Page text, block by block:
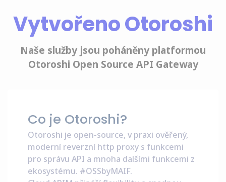
Vytvořeno Otoroshi
Naše služby jsou poháněny platformou
Otoroshi Open Source API Gateway
Co je Otoroshi?
Otoroshi je open-source, v praxi ověřený,
moderní reverzní http proxy s funkcemi
pro správu API a mnoha dalšími funkcemi z
ekosystému. #OSSbyMAIF.